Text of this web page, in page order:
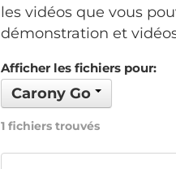
les vidéos que vous
démonstration et
Afficher les fichiers pour:
Carony Go
1 fichiers trouvés